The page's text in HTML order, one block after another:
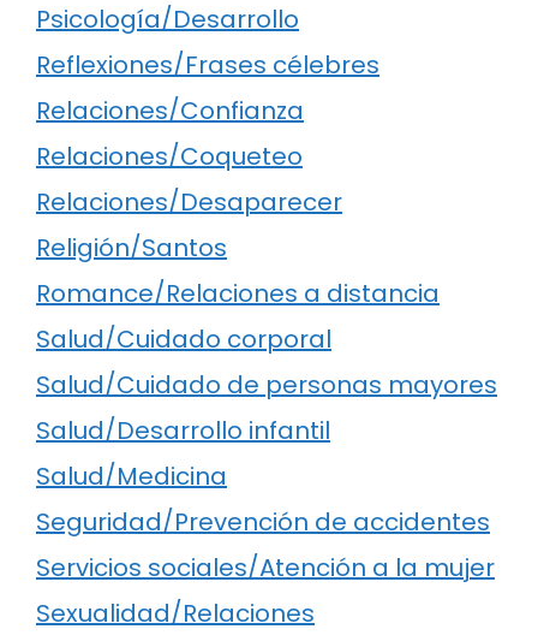
Psicología/Desarrollo
Reflexiones/Frases célebres
Relaciones/Confianza
Relaciones/Coqueteo
Relaciones/Desaparecer
Religión/Santos
Romance/Relaciones a distancia
Salud/Cuidado corporal
Salud/Cuidado de personas mayores
Salud/Desarrollo infantil
Salud/Medicina
Seguridad/Prevención de accidentes
Servicios sociales/Atención a la mujer
Sexualidad/Relaciones